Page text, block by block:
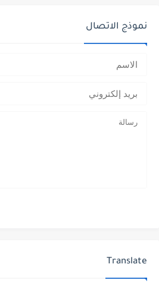
نموذج الاتصال
Translate